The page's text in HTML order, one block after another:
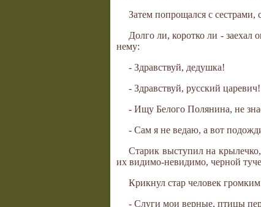
Затем попрощался с сестрами,
Долго ли, коротко ли - заехал
нему:
- Здравствуй, дедушка!
- Здравствуй, русский
- Ищу Белого Полянина, не
- Сам я не ведаю, а вот
Старик выступил на
их видимо-невидимо, черной
Крикнул стар человек
- Слуги мои верные, птицы